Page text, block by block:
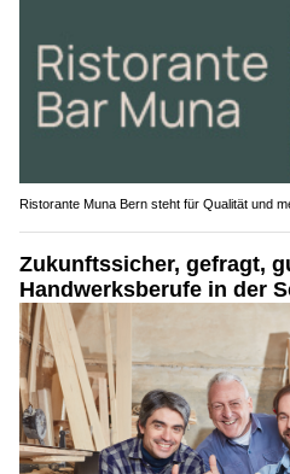
Ristorante Muna Bern steht für Qualität und
Zukunftssicher, gefragt,
Handwerksberufe in der